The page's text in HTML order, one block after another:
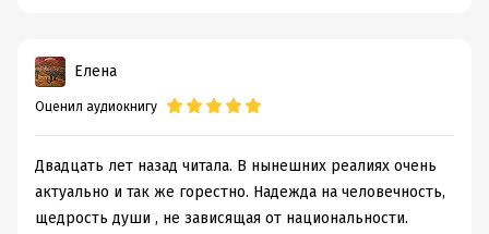
Елена
Оценил аудиокнигу
Двадцать лет назад читала. В нынешних реалиях очень
актуально и так же горестно. Надежда на человечность,
щедрость души , не зависящая от национальности.